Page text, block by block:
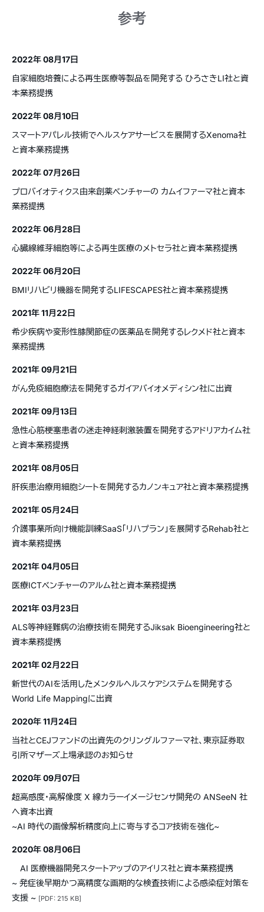
参考
2022年 08月17日
自家細胞培養による再生医療等製品を開発する ひろさきLI社と資
本業務提携
2022年 08月10日
スマートアパレル技術でヘルスケアサービスを展開するXenoma社
と資本業務提携
2022年 07月26日
プロバイオティクス由来創薬ベンチャーの カムイファーマ社と資本
業務提携
2022年 06月28日
心臓線維芽細胞等による再生医療のメトセラ社と資本業務提携
2022年 06月20日
BMIリハビリ機器を開発するLIFESCAPES社と資本業務提携
2021年 11月22日
希少疾病や変形性膝関節症の医薬品を開発するレクメド社と資本
業務提携
2021年 09月21日
がん免疫細胞療法を開発するガイアバイオメディシン社に出資
2021年 09月13日
急性心筋梗塞患者の迷走神経刺激装置を開発するアドリアカイム社
と資本業務提携
2021年 08月05日
肝疾患治療用細胞シートを開発するカノンキュア社と資本業務提携
2021年 05月24日
介護事業所向け機能訓練SaaS「リハプラン」を展開するRehab社と
資本業務提携
2021年 04月05日
医療ICTベンチャーのアルム社と資本業務提携
2021年 03月23日
ALS等神経難病の治療技術を開発するJiksak Bioengineering社と
資本業務提携
2021年 02月22日
新世代のAIを活用したメンタルヘルスケアシステムを開発する
World Life Mappingに出資
2020年 11月24日
当社とCEJファンドの出資先のクリングルファーマ社、東京証券取
引所マザーズ上場承認のお知らせ
2020年 09月07日
超高感度・高解像度 X 線カラーイメージセンサ開発の ANSeeN 社
へ資本出資
~AI 時代の画像解析精度向上に寄与するコア技術を強化~
2020年 08月06日
AI 医療機器開発スタートアップのアイリス社と資本業務提携
~ 発症後早期かつ高精度な画期的な検査技術による感染症対策を
支援 ~ [PDF: 215 KB]